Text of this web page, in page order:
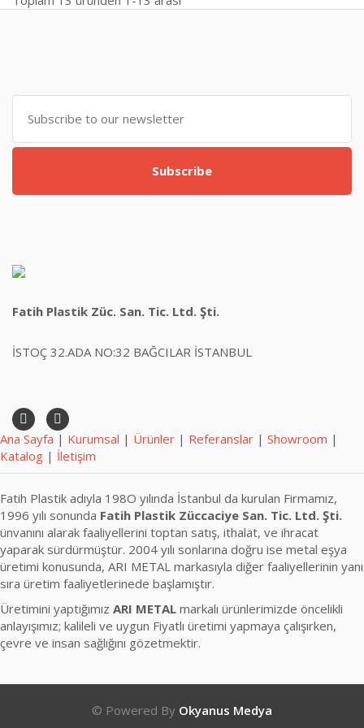
Subscribe
Fatih Plastik Züc. San. Tic. Ltd. Şti.
İSTOÇ 32.ADA NO:32 BAĞCILAR İSTANBUL
Ana Sayfa | Kurumsal | Ürünler | Referanslar | Showroom |
Katalog | İletişim
Fatih Plastik adıyla 198O yılında İstanbul da kurulan Firmamız,
1996 yılı sonunda Fatih Plastik Züccaciye San. Tic. Ltd. Şti.
ünvanını alarak faaliyellerini toptan satış, ithalat, ve ihracat
yaparak sürdürmüştür. 2004 yılı sonlarına doğru ise metal eşya
üretimi konusunda, ARI METAL markasıyla diğer faaliyellerinin yanı
sıra üretim faaliyetlerinede başlamıştır.
Üretimini yaptığımız ARI METAL markalı ürünlerimizde öncelikli
anlayışımız; kalileli ve uygun Fiyatlı üretimi yapmaya çalışırken,
çevre ve insan sağlığını gözetmektir.
© Powered By Okyanus Medya